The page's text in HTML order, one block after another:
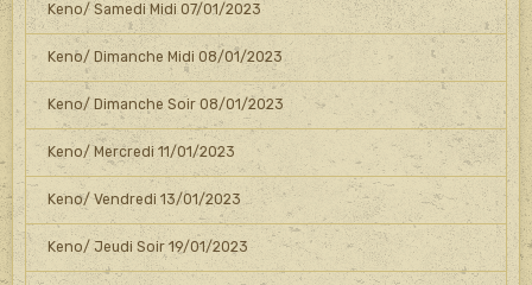
Keno/ Samedi Midi 07/01/2023
Keno/ Dimanche Midi 08/01/2023
Keno/ Dimanche Soir 08/01/2023
Keno/ Mercredi 11/01/2023
Keno/ Vendredi 13/01/2023
Keno/ Jeudi Soir 19/01/2023